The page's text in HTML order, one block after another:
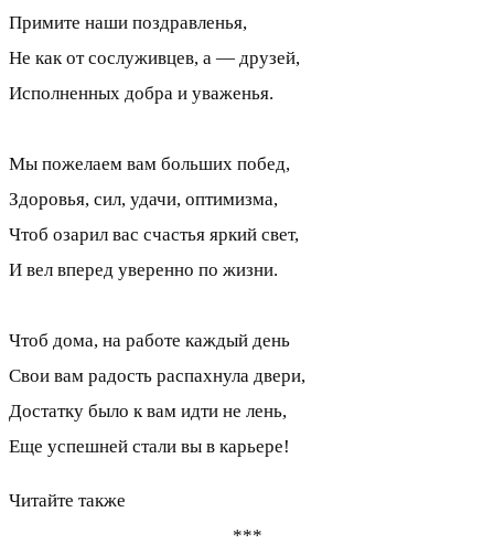
Примите наши поздравленья,
Не как от сослуживцев, а — друзей,
Исполненных добра и уваженья.
Мы пожелаем вам больших побед,
Здоровья, сил, удачи, оптимизма,
Чтоб озарил вас счастья яркий свет,
И вел вперед уверенно по жизни.
Чтоб дома, на работе каждый день
Свои вам радость распахнула двери,
Достатку было к вам идти не лень,
Еще успешней стали вы в карьере!
Читайте также
***